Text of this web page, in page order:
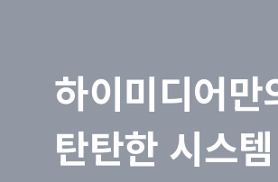
하이미디어만
탄탄한 시스템